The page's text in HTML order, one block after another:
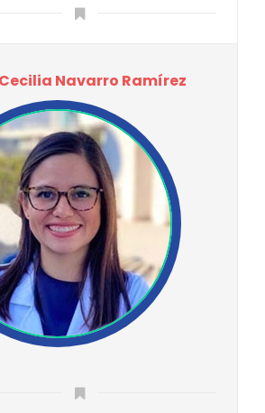
Navarro Ramírez